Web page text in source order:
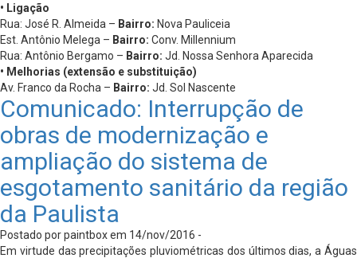
• Ligação
Rua: José R. Almeida – Bairro: Nova Pauliceia
Est. Antônio Melega – Bairro: Conv. Millennium
Rua: Antônio Bergamo – Bairro: Jd. Nossa Senhora Aparecida
• Melhorias (extensão e substituição)
Av. Franco da Rocha – Bairro: Jd. Sol Nascente
Comunicado: Interrupção de
obras de modernização e
ampliação do sistema de
esgotamento sanitário da região
da Paulista
Postado por paintbox em 14/nov/2016 -
Em virtude das precipitações pluviométricas dos últimos dias, a Águas